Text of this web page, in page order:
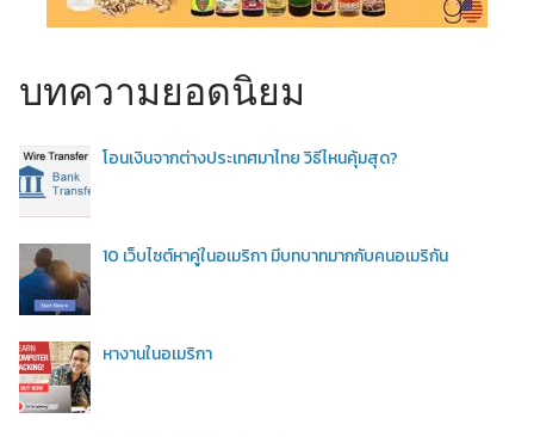
บทความยอดนิยม
โอนเงินจากต่างประเทศมาไทย วิธีไหนคุ้มสุด?
10 เว็บไซต์หาคู่ในอเมริกา มีบทบาทมากกับคนอเมริกัน
หางานในอเมริกา